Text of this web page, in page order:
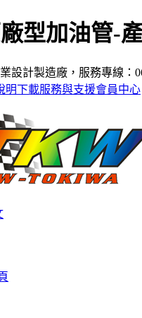
型加油管-
設計製造廠，服務專線：
明下載服務與支援會員中心